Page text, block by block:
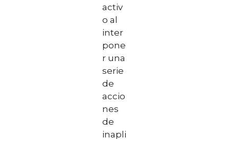
activ
o al
inter
pone
r una
serie
de
accio
nes
de
inapli